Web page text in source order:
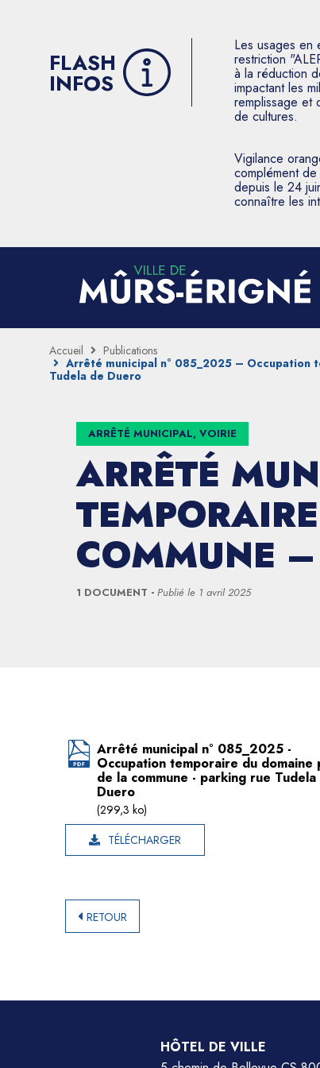
FLASH
INFOS
Les usages en
restriction
à la réduction
impactant les
remplissage et
de cultures.
Vigilance
complément
depuis le 24
connaître les
Accueil
Publications
Arrêté municipal n° 085_2025 – Occupation
Tudela de Duero
ARRÊTÉ MUNICIPAL, VOIRIE
ARRÊTÉ
COMMUNE
1 DOCUMENT Publié le 1 avril 2025
Arrêté municipal n° 085_2025 -
Occupation temporaire du domaine
de la commune - parking rue Tudela
Duero
(299,3 ko)
TÉLÉCHARGER
RETOUR
HÔTEL DE VILLE